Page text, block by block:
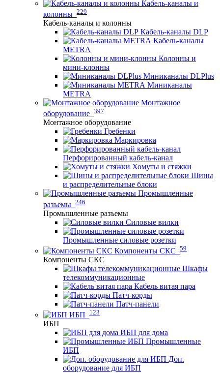
Кабель-каналы и
колонны 229
Кабель-каналы и колонны
Кабель-каналы DLP
Кабель-каналы
METRA
Колонны и
мини-клонны
Миниканалы DLPlus
Миниканалы
METRA
Монтажное
оборудование 397
Монтажное оборудование
Гребенки
Маркировка
Перфорированный кабель-канал
Хомуты и стяжки
Шины
и распределительные блоки
Промышленные
разъемы 246
Промышленные разъемы
Силовые вилки
Промышленные силовые розетки
Компоненты СКС 59
Компоненты СКС
Шкафы
телекоммуникационные
Кабель витая пара
Патч-корды
Патч-панели
ИБП
123
ИБП
ИБП для дома
Промышленные
ИБП
Доп.
оборудование для ИБП